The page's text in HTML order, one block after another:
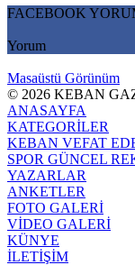
FACEBOOK
Yorum
Masaüstü Görünüm
© 2026 KEBAN
ANASAYFA
KATEGORİLER
KEBAN VEFAT
SPOR GÜNCEL
YAZARLAR
ANKETLER
FOTO GALERİ
VİDEO GALERİ
KÜNYE
İLETİŞİM